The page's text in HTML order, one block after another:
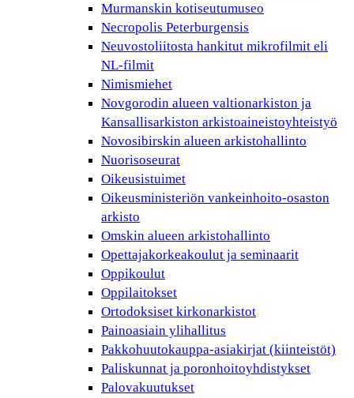
Murmanskin kotiseutumuseo
Necropolis Peterburgensis
Neuvostoliitosta hankitut mikrofilmit eli
NL-filmit
Nimismiehet
Novgorodin alueen valtionarkiston ja
Kansallisarkiston arkistoaineistoyhteistyö
Novosibirskin alueen arkistohallinto
Nuorisoseurat
Oikeusistuimet
Oikeusministeriön vankeinhoito-osaston
arkisto
Omskin alueen arkistohallinto
Opettajakorkeakoulut ja seminaarit
Oppikoulut
Oppilaitokset
Ortodoksiset kirkonarkistot
Painoasiain ylihallitus
Pakkohuutokauppa-asiakirjat (kiinteistöt)
Paliskunnat ja poronhoitoyhdistykset
Palovakuutukset